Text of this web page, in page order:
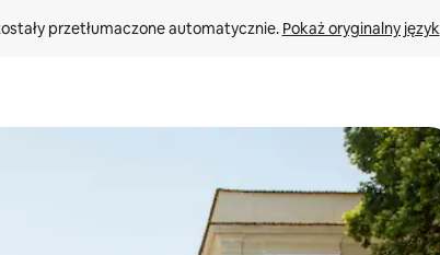
przetłumaczone automatycznie. Pokaż oryginalny język